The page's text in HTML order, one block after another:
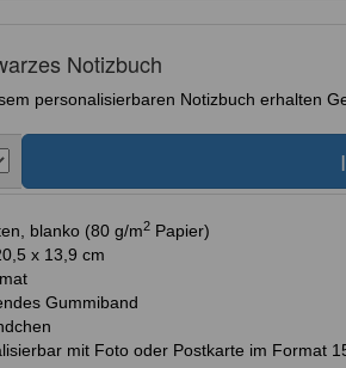
Notizbuch
personalisierbaren Notizbuch erhalten
blanko (80 g/m2 Papier)
x 13,9 cm
Gummiband
mit Foto oder Postkarte im Format